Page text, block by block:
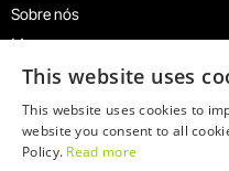
Sobre nós
Museus
Agenda
Notícias
Restaurantes
Cartão WOW
This website uses
This website uses cookies to
website you consent to all
Policy. Read more